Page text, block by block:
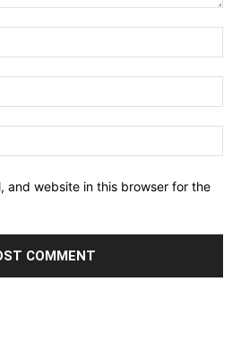
and website in this browser for the